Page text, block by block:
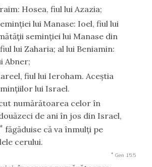
Hosea, fiul lui Azazia;
lui Manase: Ioel, fiul lui
seminţiei lui Manase din
lui Zaharia; al lui Beniamin:
Abner;
fiul lui Ieroham. Aceştia
lui Israel.
numărătoarea celor în
de ani în jos din Israel,
* făgăduise că va înmulţi pe
cerului.
* Gen 15:5